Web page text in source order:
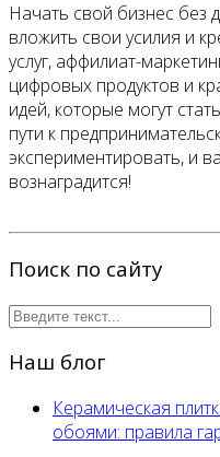
Начать свой бизнес без
вложить свои усилия и
услуг, аффилиат-
цифровых продуктов и
идей, которые могут
пути к
экспериментировать, и
вознаградится!
Поиск по сайту
Наш блог
Керамическая
обоями: правила